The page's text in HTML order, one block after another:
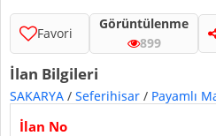
Favori
Görüntülenme
899
İlan Bilgileri
SAKARYA / Seferihisar / Payamlı
İlan No